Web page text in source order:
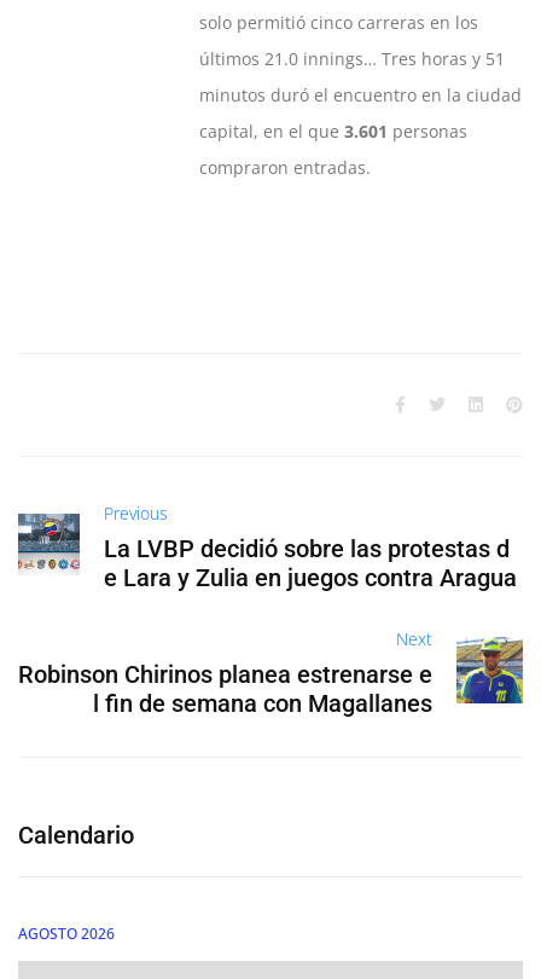
solo permitió cinco carreras en los
últimos 21.0 innings… Tres horas y 51
minutos duró el encuentro en la ciudad
capital, en el que 3.601 personas
compraron entradas.
Previous
La LVBP decidió sobre las protestas d
e Lara y Zulia en juegos contra Aragua
Next
Robinson Chirinos planea estrenarse e
l fin de semana con Magallanes
Calendario
AGOSTO 2026